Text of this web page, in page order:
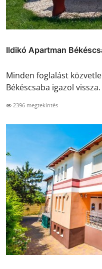
Ildikó Apartman
Minden foglalást
Békéscsaba igazol
2396 megtekintés